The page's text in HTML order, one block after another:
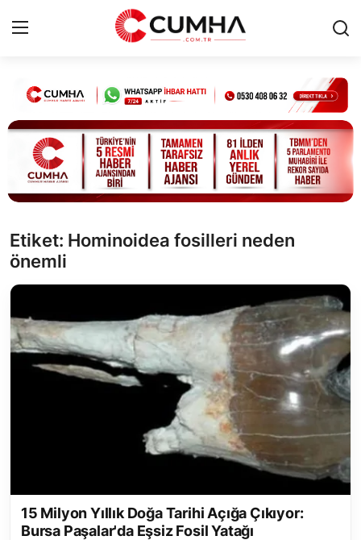
Kurumsal
Cumhurbaşkanlığı
Bakanlıklar
Siyasi Partiler
Mülki İdare
Toplum ve Yaşam
Kamu Kurumları ve Üst Kurullar
Resmi Reklamlar
Etiket: Hominoidea fosilleri neden
önemli
15 Milyon Yıllık Doğa Tarihi Açığa Çıkıyor:
Bursa Paşalar'da Eşsiz Fosil Yatağı